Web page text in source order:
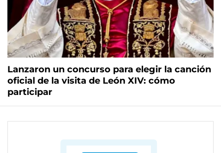
Lanzaron un concurso para elegir la canción
oficial de la visita de León XIV: cómo
participar